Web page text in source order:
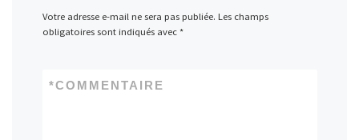
Votre adresse e-mail ne sera pas publiée. Les champs
obligatoires sont indiqués avec *
COMMENTAIRE
*